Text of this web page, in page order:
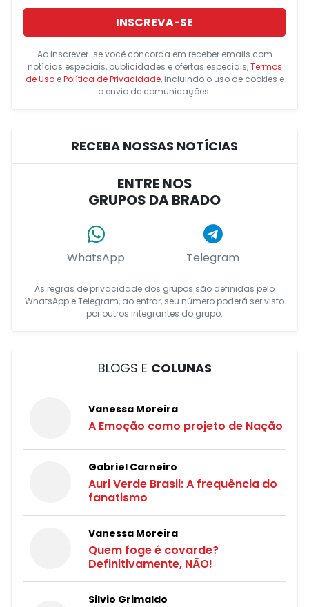
INSCREVA-SE
Ao inscrever-se você concorda em receber emails com
notícias especiais, publicidades e ofertas especiais,Termos
de UsoePolítica de Privacidade, incluindo o uso de cookies e
o envio de comunicações.
RECEBA NOSSAS NOTÍCIAS
ENTRE NOS
GRUPOS DA BRADO
WhatsApp Telegram
As regras de privacidade dos grupos são definidas pelo
WhatsApp e Telegram, ao entrar, seu número poderá ser visto
por outros integrantes do grupo.
BLOGS E COLUNAS
Vanessa Moreira
A Emoção como projeto de Nação
Gabriel Carneiro
Auri Verde Brasil: A frequência do
fanatismo
Vanessa Moreira
Quem foge é covarde?
Definitivamente, NÃO!
Silvio Grimaldo